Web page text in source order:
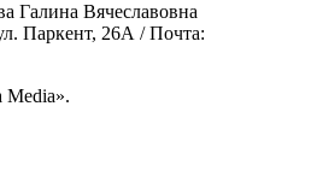
Галина Вячеславовна
Паркент, 26А / Почта: